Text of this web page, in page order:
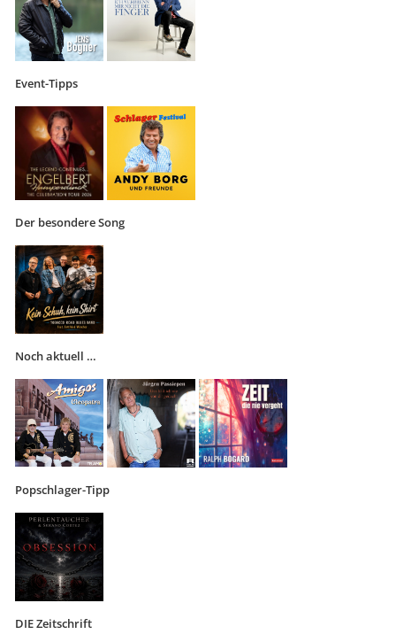
Event-Tipps
Der besondere Song
Noch aktuell …
Popschlager-Tipp
DIE Zeitschrift